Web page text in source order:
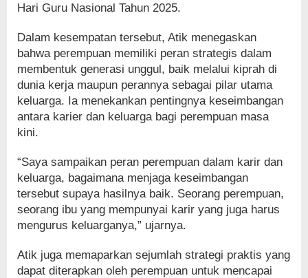
Hari Guru Nasional Tahun 2025.
Dalam kesempatan tersebut, Atik menegaskan
bahwa perempuan memiliki peran strategis dalam
membentuk generasi unggul, baik melalui kiprah di
dunia kerja maupun perannya sebagai pilar utama
keluarga. Ia menekankan pentingnya keseimbangan
antara karier dan keluarga bagi perempuan masa
kini.
“Saya sampaikan peran perempuan dalam karir dan
keluarga, bagaimana menjaga keseimbangan
tersebut supaya hasilnya baik. Seorang perempuan,
seorang ibu yang mempunyai karir yang juga harus
mengurus keluarganya,” ujarnya.
Atik juga memaparkan sejumlah strategi praktis yang
dapat diterapkan oleh perempuan untuk mencapai